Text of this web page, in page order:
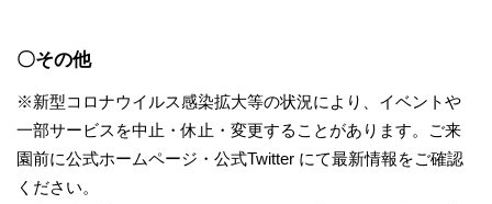
〇その他
※新型コロナウイルス感染拡大等の状況により、イベントや
一部サービスを中止・休止・変更することがあります。ご来
園前に公式ホームページ・公式Twitter にて最新情報をご確認
ください。